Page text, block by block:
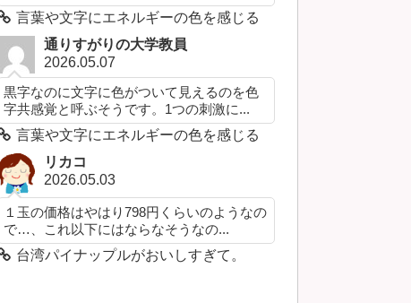
言葉や文字にエネルギーの色を感じる
通りすがりの大学教員
2026.05.07
黒字なのに文字に色がついて見えるのを色
字共感覚と呼ぶそうです。1つの刺激に...
言葉や文字にエネルギーの色を感じる
リカコ
2026.05.03
１玉の価格はやはり798円くらいのようなの
で…、これ以下にはならなそうなの...
台湾パイナップルがおいしすぎて。